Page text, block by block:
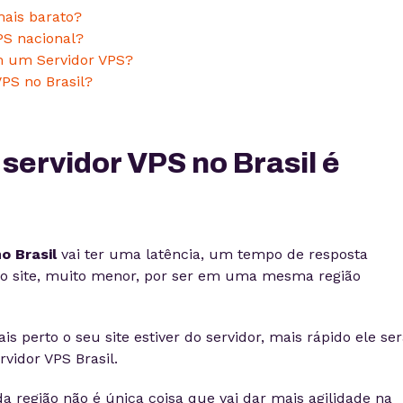
barato?
nacional?
um Servidor VPS?
no Brasil?
VPS no Brasil é
Brasil vai ter uma latência, um tempo de resposta
site, muito menor, por ser em uma mesma região
perto o seu site estiver do servidor, mais rápido ele
VPS Brasil.
região não é única coisa que vai dar mais agilidade na